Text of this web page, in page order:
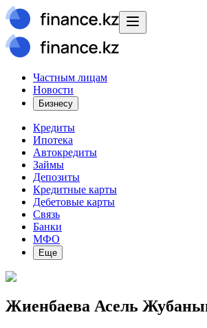
Частным лицам
Новости
Бизнесу
Кредиты
Ипотека
Автокредиты
Займы
Депозиты
Кредитные карты
Дебетовые карты
Связь
Банки
МФО
Еще
Жиенбаева Асель